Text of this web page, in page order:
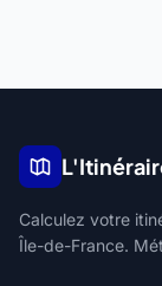
Calculez votre
Île-de-France.